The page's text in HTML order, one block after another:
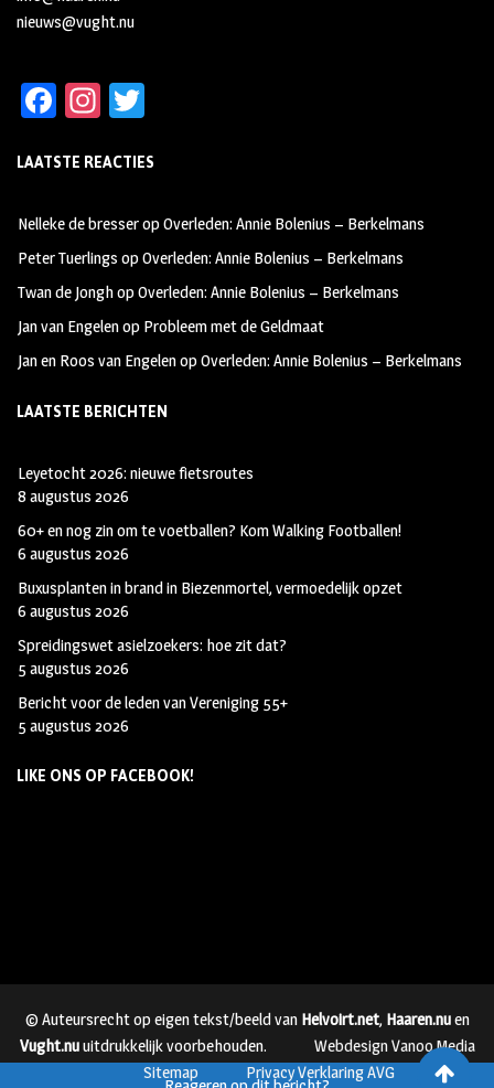
nieuws@vught.nu
Fa
b
oo
k
In
ag
m
tt
LAATSTE REACTIES
Nelleke de bresseropOverleden: Annie Bolenius – Berkelmans
Peter Tuerlings opOverleden: Annie Bolenius – Berkelmans
Twan de JonghopOverleden: Annie Bolenius – Berkelmans
Jan van Engelenop Probleem met de Geldmaat
Jan en Roos van EngelenopOverleden: Annie Bolenius – Berkelmans
LAATSTE BERICHTEN
Leyetocht 2026: nieuwe fietsroutes
8 augustus 2026
60+ en nog zin om te voetballen? Kom Walking Footballen!
6 augustus 2026
Buxusplanten in brand in Biezenmortel, vermoedelijk opzet
6 augustus 2026
Spreidingswet asielzoekers: hoe zit dat?
5 augustus 2026
Bericht voor de leden van Vereniging 55+
5 augustus 2026
LIKE ONS OP FACEBOOK!
© Auteursrecht op eigen tekst/beeld van Helvoirt.net, Haaren.nuen
Vught.nuuitdrukkelijk voorbehouden.
Webdesign Vanoo Media
Sitemap
Privacy Verklaring AVG